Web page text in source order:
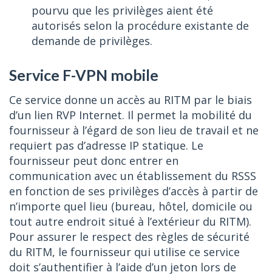
pourvu que les privilèges aient été
autorisés selon la procédure existante de
demande de privilèges.
Service F-VPN mobile
Ce service donne un accès au RITM par le biais
d’un lien RVP Internet. Il permet la mobilité du
fournisseur à l’égard de son lieu de travail et ne
requiert pas d’adresse IP statique. Le
fournisseur peut donc entrer en
communication avec un établissement du RSSS
en fonction de ses privilèges d’accès à partir de
n’importe quel lieu (bureau, hôtel, domicile ou
tout autre endroit situé à l’extérieur du RITM).
Pour assurer le respect des règles de sécurité
du RITM, le fournisseur qui utilise ce service
doit s’authentifier à l’aide d’un jeton lors de